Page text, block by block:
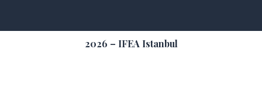
2026 – IFEA Istanbul